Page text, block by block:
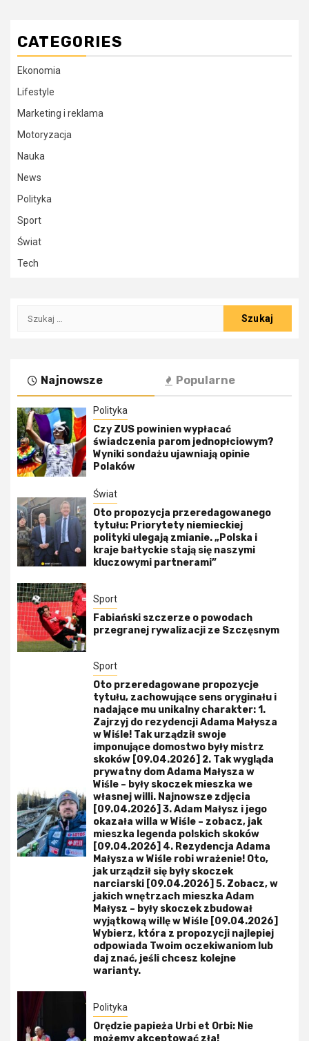
CATEGORIES
Ekonomia
Lifestyle
Marketing i reklama
Motoryzacja
Nauka
News
Polityka
Sport
Świat
Tech
Szukaj:
Najnowsze Popularne
Polityka
Czy ZUS powinien wypłacać
świadczenia parom jednopłciowym?
Wyniki sondażu ujawniają opinie
Polaków
Świat
Oto propozycja przeredagowanego
tytułu: Priorytety niemieckiej
polityki ulegają zmianie. „Polska i
kraje bałtyckie stają się naszymi
kluczowymi partnerami”
Sport
Fabiański szczerze o powodach
przegranej rywalizacji ze Szczęsnym
Sport
Oto przeredagowane propozycje
tytułu, zachowujące sens oryginału i
nadające mu unikalny charakter: 1.
Zajrzyj do rezydencji Adama Małysza
w Wiśle! Tak urządził swoje
imponujące domostwo były mistrz
skoków [09.04.2026] 2. Tak wygląda
prywatny dom Adama Małysza w
Wiśle – były skoczek mieszka we
własnej willi. Najnowsze zdjęcia
[09.04.2026] 3. Adam Małysz i jego
okazała willa w Wiśle – zobacz, jak
mieszka legenda polskich skoków
[09.04.2026] 4. Rezydencja Adama
Małysza w Wiśle robi wrażenie! Oto,
jak urządził się były skoczek
narciarski [09.04.2026] 5. Zobacz, w
jakich wnętrzach mieszka Adam
Małysz – były skoczek zbudował
wyjątkową willę w Wiśle [09.04.2026]
Wybierz, która z propozycji najlepiej
odpowiada Twoim oczekiwaniom lub
daj znać, jeśli chcesz kolejne
warianty.
Polityka
Orędzie papieża Urbi et Orbi: Nie
możemy akceptować zła!